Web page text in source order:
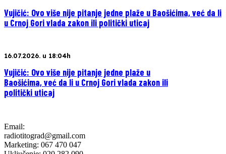
Vujičić: Ovo više nije pitanje jedne plaže u Baošićima, već da li
u Crnoj Gori vlada zakon ili politički uticaj
16.07.2026. u 18:04h
Vujičić: Ovo više nije pitanje jedne plaže u
Baošićima, već da li u Crnoj Gori vlada zakon ili
politički uticaj
Email:
radiotitograd@gmail.com
Marketing: 067 470 047